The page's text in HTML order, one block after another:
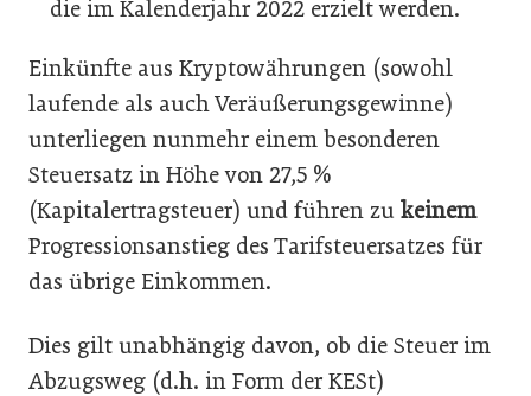
die im Kalenderjahr 2022 erzielt werden.
Einkünfte aus Kryptowährungen (sowohl
laufende als auch Veräußerungsgewinne)
unterliegen nunmehr einem besonderen
Steuersatz in Höhe von 27,5 %
(Kapitalertragsteuer) und führen zu keinem
Progressionsanstieg des Tarifsteuersatzes für
das übrige Einkommen.
Dies gilt unabhängig davon, ob die Steuer im
Abzugsweg (d.h. in Form der KESt)